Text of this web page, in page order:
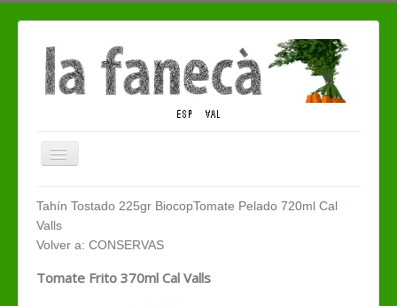
Cambiar
QUIENES SOMOS
TIENDA ECO
Tahín Tostado 225gr BiocopTomate Pelado 720ml Cal
Valls
Volver a: CONSERVAS
Tomate Frito 370ml Cal Valls